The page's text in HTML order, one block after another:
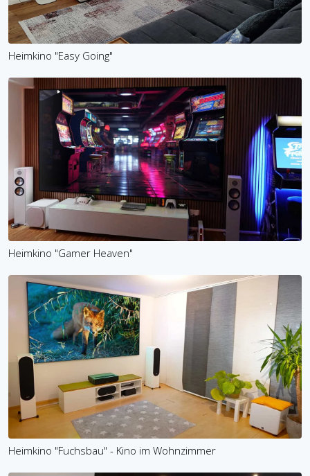
Heimkino "Easy Going"
Heimkino "Gamer Heaven"
Heimkino "Fuchsbau" - Kino im Wohnzimmer